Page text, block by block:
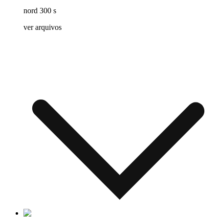
nord 300 s
ver arquivos